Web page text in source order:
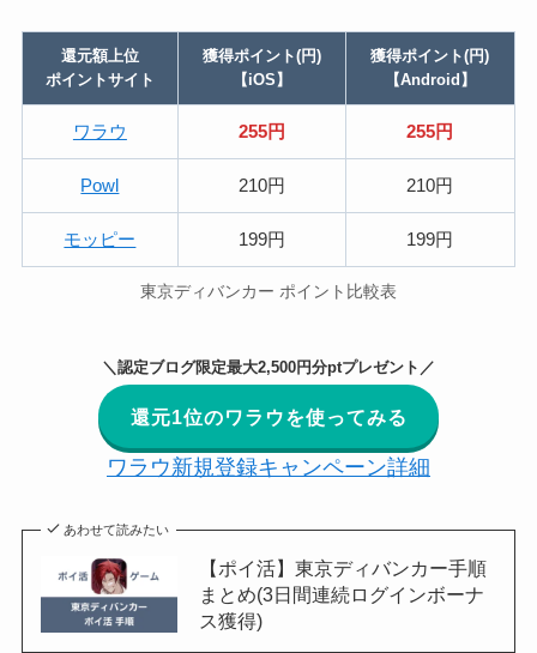
還元額上位
ポイントサイト
獲得ポイント(円)
【iOS】
獲得ポイント(円)
【Android】
ワラウ 255円 255円
Powl 210円 210円
モッピー 199円 199円
東京ディバンカー ポイント比較表
＼認定ブログ限定最大2,500円分ptプレゼント／
還元1位のワラウを使ってみる
ワラウ新規登録キャンペーン詳細
あわせて読みたい
【ポイ活】東京ディバンカー手順
まとめ(3日間連続ログインボーナ
ス獲得)